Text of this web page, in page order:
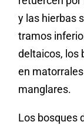
y las hierbas
tramos
deltaicos, los
en
manglares.
Los bosques